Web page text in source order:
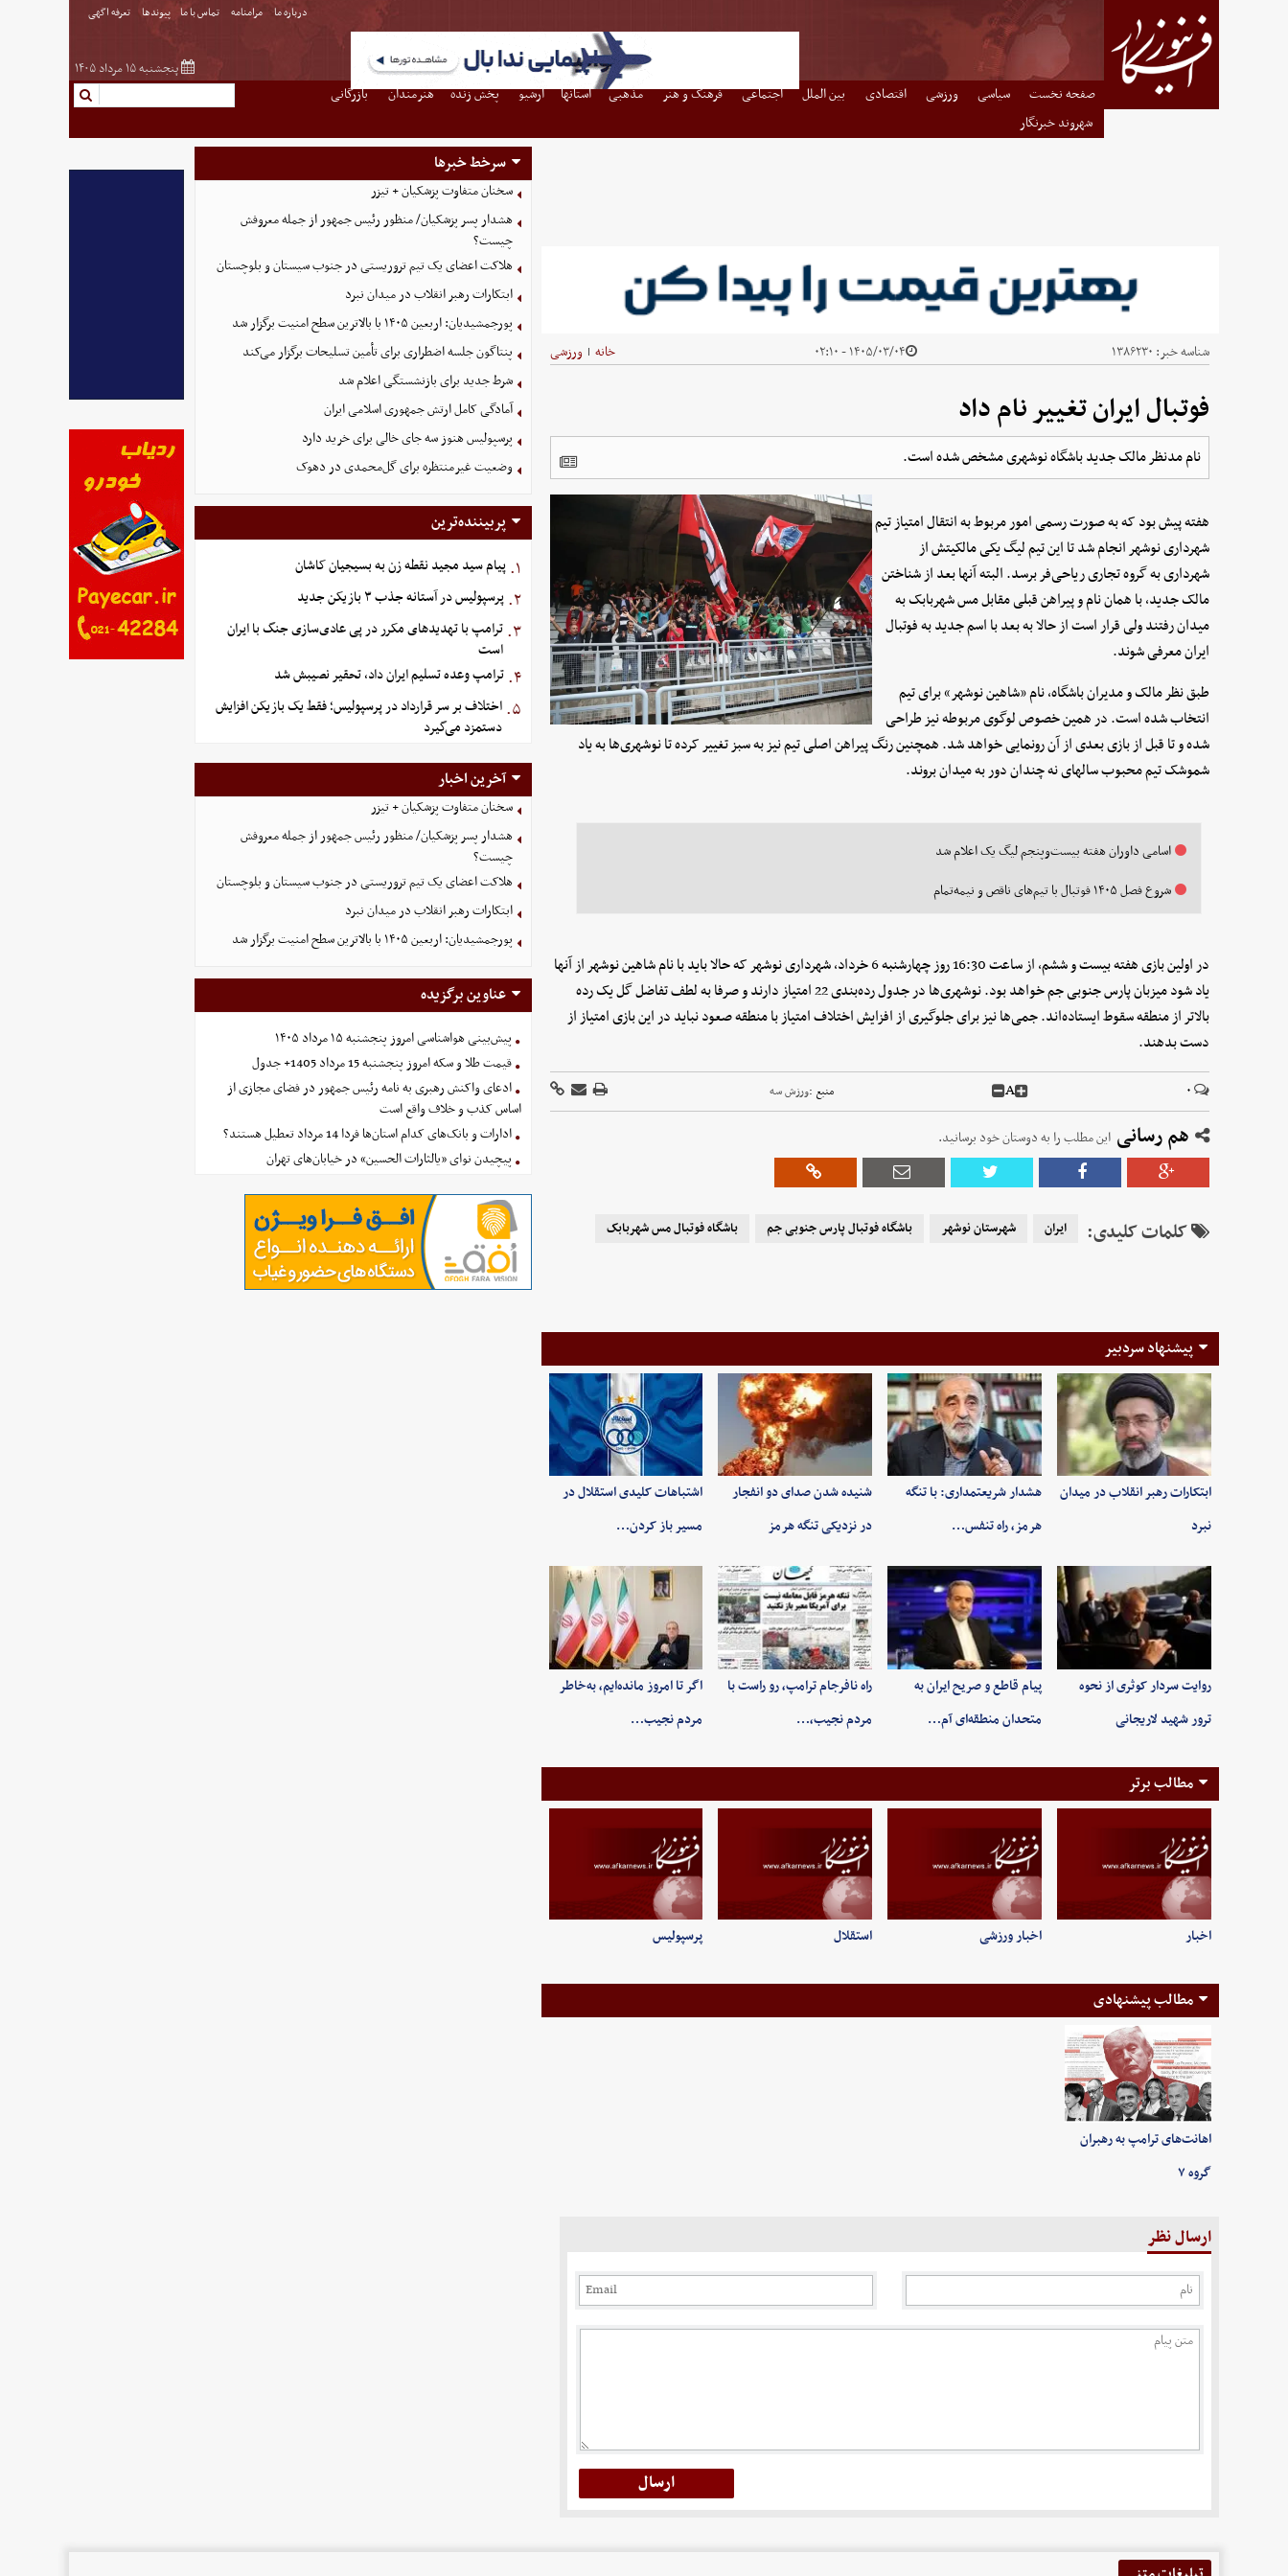
درباره ما مرامنامه تماس با ما پیوندها تعرفه اگهی
پنجشنبه ۱۵ مرداد ۱۴۰۵
صفحه نخست سیاسی ورزشی اقتصادی بین الملل اجتماعی فرهنگ و هنر مذهبی استانها آرشیو پخش زنده هنرمندان
بازرگانی
شهروند خبرنگار
شناسه خبر: ۱۳۸۶۲۳۰ ۱۴۰۵/۰۳/۰۴ - ۰۲:۱۰ خانه | ورزشی
فوتبال ایران تغییر نام داد
نام مدنظر مالک جدید باشگاه نوشهری مشخص شده است.
هفته پیش بود که به صورت رسمی امور مربوط به انتقال امتیاز تیم
شهرداری نوشهر انجام شد تا این تیم لیگ یکی مالکیتش از
شهرداری به گروه تجاری ریاحی‌فر برسد. البته آنها بعد از شناختن
مالک جدید، با همان نام و پیراهن قبلی مقابل مس شهربابک به
میدان رفتند ولی قرار است از حالا به بعد با اسم جدید به فوتبال
ایران معرفی شوند.
طبق نظر مالک و مدیران باشگاه، نام «شاهین نوشهر» برای تیم
انتخاب شده است. در همین خصوص لوگوی مربوطه نیز طراحی
شده و تا قبل از بازی بعدی از آن رونمایی خواهد شد. همچنین رنگ پیراهن اصلی تیم نیز به سبز تغییر کرده تا نوشهری‌ها به یاد
شموشک تیم محبوب سالهای نه چندان دور به میدان بروند.
اسامی داوران هفته بیست‌و‌پنجم لیگ یک اعلام شد
شروع فصل ۱۴۰۵ فوتبال با تیم‌های ناقص و نیمه‌تمام
در اولین بازی هفته بیست و ششم، از ساعت 16:30 روز چهارشنبه 6 خرداد، شهرداری نوشهر که حالا باید با نام شاهین نوشهر از آنها
یاد شود میزبان پارس جنوبی جم خواهد بود. نوشهری‌ها در جدول رده‌بندی 22 امتیاز دارند و صرفا به لطف تفاضل گل یک رده
بالاتر از منطقه سقوط ایستاده‌اند. جمی‌ها نیز برای جلوگیری از افزایش اختلاف امتیاز با منطقه صعود نباید در این بازی امتیاز از
دست بدهند.
۰ A منبع :ورزش سه
هم رسانی این مطلب را به دوستان خود برسانید.
کلمات کلیدی: ایران شهرستان نوشهر باشگاه فوتبال پارس جنوبی جم باشگاه فوتبال مس شهربابک
پیشنهاد سردبیر
ابتکارات رهبر انقلاب در میدان
نبرد
هشدار شریعتمداری: با تنگه
هرمز، راه تنفس…
شنیده شدن صدای دو انفجار
در نزدیکی تنگه هرمز
اشتباهات کلیدی استقلال در
مسیر باز کردن…
روایت سردار کوثری از نحوه
ترور شهید لاریجانی
پیام قاطع و صریح ایران به
متحدان منطقه‌ای آم…
راه نافرجام ترامپ، رو راست با
مردم نجیب،…
اگر تا امروز مانده‌ایم، به‌خاطر
مردم نجیب…
مطالب برتر
اخبار اخبار ورزشی استقلال پرسپولیس
مطالب پیشنهادی
اهانت‌های ترامپ به رهبران
گروه ۷
ارسال نظر
سرخط خبرها
سخنان متفاوت پزشکیان + تیزر
هشدار پسر پزشکیان/ منظور رئیس جمهور از جمله معروفش
چیست؟
هلاکت اعضای یک تیم تروریستی در جنوب سیستان و بلوچستان
ابتکارات رهبر انقلاب در میدان نبرد
پورجمشیدیان: اربعین ۱۴۰۵ با بالاترین سطح امنیت برگزار شد
پنتاگون جلسه اضطراری برای تأمین تسلیحات برگزار می‌کند
شرط جدید برای بازنشستگی اعلام شد
آمادگی کامل ارتش جمهوری اسلامی ایران
پرسپولیس هنوز سه جای خالی برای خرید دارد
وضعیت غیرمنتظره برای گل‌محمدی در دهوک
پربیننده‌ترین
۱. پیام سید مجید نقطه زن به بسیجیان کاشان
۲. پرسپولیس در آستانه جذب ۳ بازیکن جدید
۳. ترامپ با تهدیدهای مکرر در پی عادی‌سازی جنگ با ایران
است
۴. ترامپ وعده تسلیم ایران داد، تحقیر نصیبش شد
۵. اختلاف بر سر قرارداد در پرسپولیس؛ فقط یک بازیکن افزایش
دستمزد می‌گیرد
آخرین اخبار
سخنان متفاوت پزشکیان + تیزر
هشدار پسر پزشکیان/ منظور رئیس جمهور از جمله معروفش
چیست؟
هلاکت اعضای یک تیم تروریستی در جنوب سیستان و بلوچستان
ابتکارات رهبر انقلاب در میدان نبرد
پورجمشیدیان: اربعین ۱۴۰۵ با بالاترین سطح امنیت برگزار شد
عناوین برگزیده
پیش‌بینی هواشناسی امروز پنجشنبه ۱۵ مرداد ۱۴۰۵
قیمت طلا و سکه امروز پنجشنبه 15 مرداد 1405+ جدول
ادعای واکنش رهبری به نامه رئیس جمهور در فضای مجازی از
اساس کذب و خلاف واقع است
ادارات و بانک‌های کدام استان‌ها فردا 14 مرداد تعطیل هستند؟
پیچیدن نوای «یالثارات الحسین» در خیابان‌های تهران